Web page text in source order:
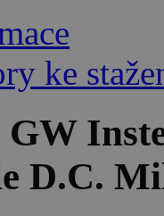
ke
D.C.